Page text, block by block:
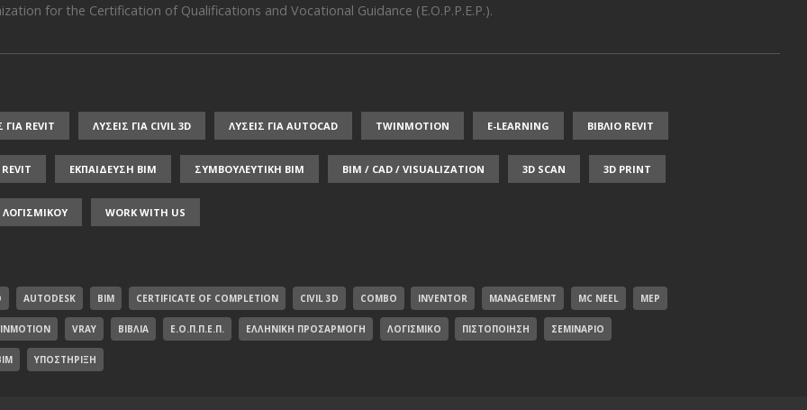
for the Certification of Qualifications and Vocational Guidance (E.O.P.P.E.P.).
ΓΙΑ REVIT ΛΥΣΕΙΣ ΓΙΑ CIVIL 3D ΛΥΣΕΙΣ ΓΙΑ AUTOCAD TWINMOTION E-LEARNING ΒΙΒΛΙΟ REVIT
ΕΚΠΑΙΔΕΥΣΗ ΒΙΜ ΣΥΜΒΟΥΛΕΥΤΙΚΗ ΒΙΜ BIM / CAD / VISUALIZATION 3D SCAN 3D PRINT
WORK WITH US
AUTODESK BIM CERTIFICATE OF COMPLETION CIVIL 3D COMBO INVENTOR MANAGEMENT MC NEEL MEP
VRAY ΒΙΒΛΊΑ Ε.Ο.Π.Π.Ε.Π. ΕΛΛΗΝΙΚΉ ΠΡΟΣΑΡΜΟΓΉ ΛΟΓΙΣΜΙΚΌ ΠΙΣΤΟΠΟΊΗΣΗ ΣΕΜΙΝΆΡΙΟ
ΥΠΟΣΤΉΡΙΞΗ